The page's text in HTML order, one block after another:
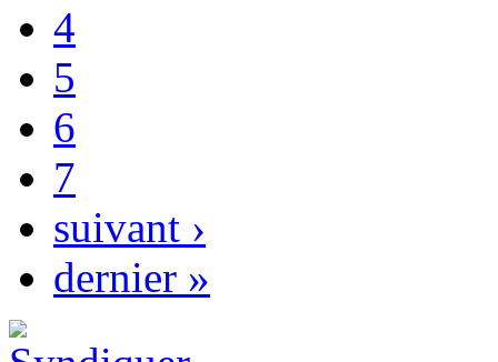
4
5
6
7
suivant ›
dernier »